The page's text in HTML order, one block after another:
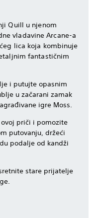
Quill u njenom
vladavine Arcane-a
lica koja kombinuje
fantastičnim
i putujte opasnim
u začarani zamak
igre Moss.
priči i pomozite
putovanju, držeći
podalje od kandži
stare prijatelje